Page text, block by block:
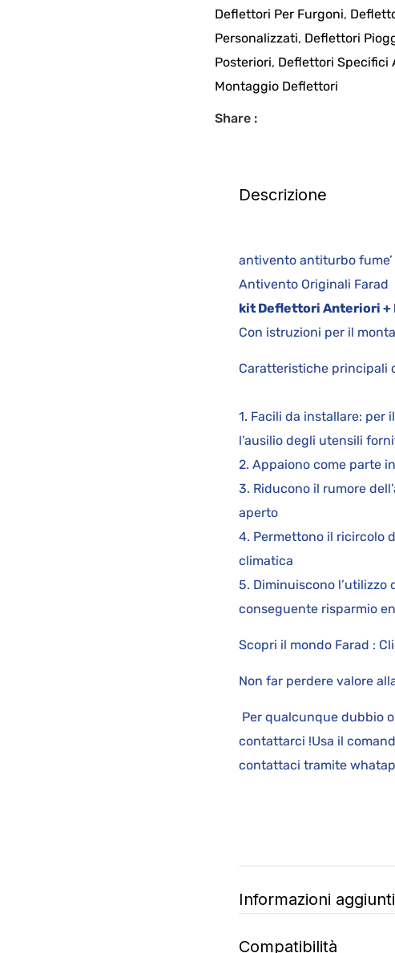
Deflettori Per Furgoni,
Personalizzati, Deflettori
Posteriori, Deflettori Specifici
Montaggio Deflettori
Share :
Descrizione
antivento
Antivento Originali Farad
kit Deflettori Anteriori +
Con istruzioni per il
Caratteristiche principali
1. Facili da installare: per
l’ausilio degli utensili
2. Appaiono come parte
3. Riducono il rumore
aperto
4. Permettono il ricircolo
climatica
5. Diminuiscono
conseguente risparmio
Scopri il mondo Farad :
Non far perdere valore
Per qualcunque dubbio
contattarci !Usa il
contattaci tramite
Informazioni
Compatibilità